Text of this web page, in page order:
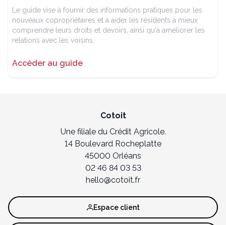
Le guide vise à fournir des informations pratiques pour les
nouveaux copropriétaires et à aider les résidents à mieux
comprendre leurs droits et devoirs, ainsi qu'à améliorer les
relations avec les voisins.
Accéder au guide
Cotoit
Une filiale du Crédit Agricole.
14 Boulevard Rocheplatte
45000 Orléans
02 46 84 03 53
hello@cotoit.fr
Espace client